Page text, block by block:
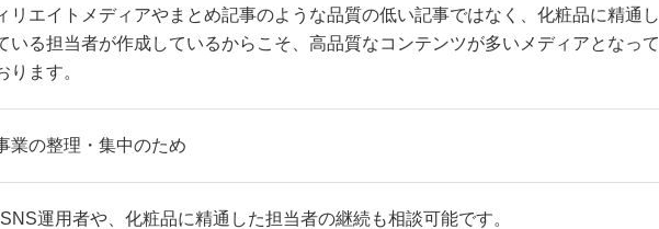
リエイトメディアやまとめ記事のような品質の低い記事ではなく、化粧品に精通し
いる担当者が作成しているからこそ、高品質なコンテンツが多いメディアとなって
ります。
業の整理・集中のため
運用者や、化粧品に精通した担当者の継続も相談可能です。